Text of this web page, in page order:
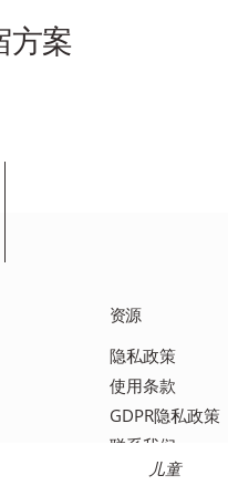
儿童
方案
资源
隐私政策
使用条款
GDPR隐私政策
联系我们